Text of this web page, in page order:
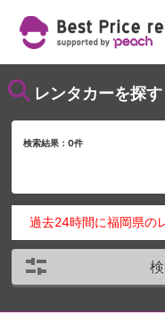
レンタカーを探す
検索結果：0件
過去24時間に福岡県の